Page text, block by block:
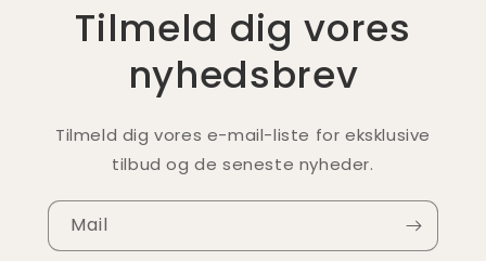
Tilmeld dig vores
nyhedsbrev
Tilmeld dig vores e-mail-liste for eksklusive
tilbud og de seneste nyheder.
Mail